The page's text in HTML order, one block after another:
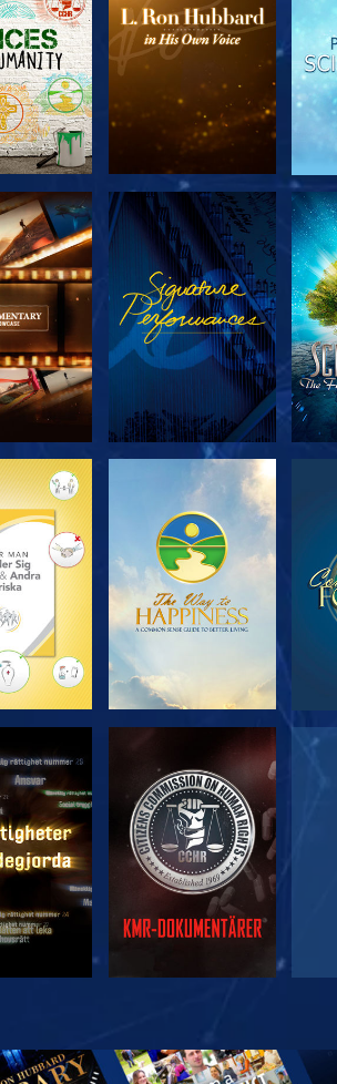
UTFORSKA
SERIEN
UTFORSKA
SERIEN
TITTA
UTFORSKA
SERIEN